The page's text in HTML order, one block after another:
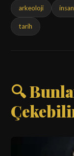
arkeoloji
tarih
🔍